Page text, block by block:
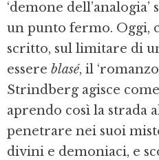
‘demone
un punto fermo. Oggi,
scritto, sul limitare di
essere blasé, il
Strindberg agisce
aprendo così la strada
penetrare nei suoi
divini e demoniaci, e